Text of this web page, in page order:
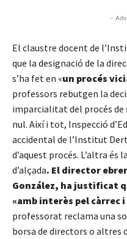
-
El claustre docent de
que la designació de la
s’ha fet en «un procés
professors rebutgen la
imparcialitat del procés de
nul. Així i tot, Inspecció
accidental de l’Institut
d’aquest procés. L’altra és
d’alçada. El director
González, ha justificat
«amb interès pel càrrec
professorat reclama una
borsa de directors o altres